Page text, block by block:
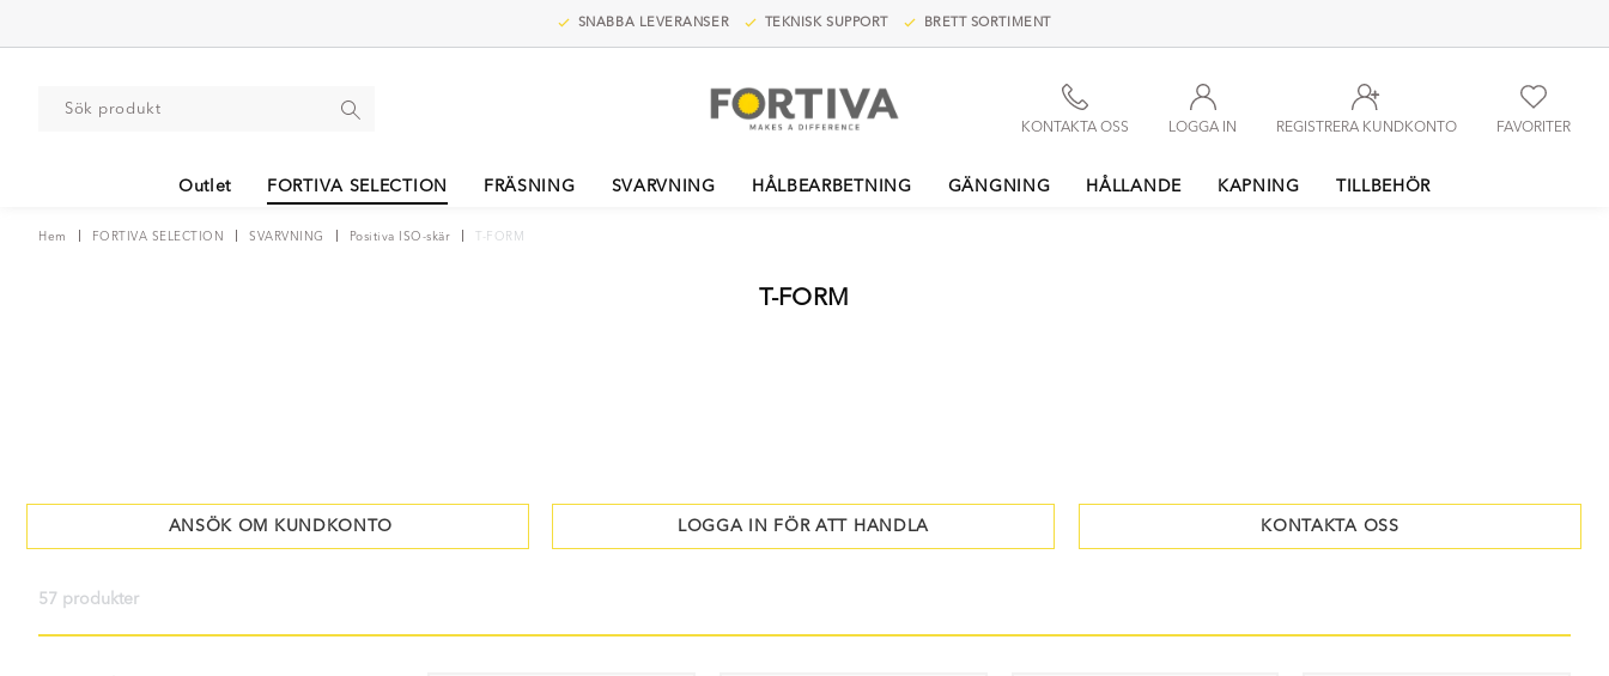
SNABBA LEVERANSER TEKNISK SUPPORT BRETT SORTIMENT
FAVORITER
REGISTRERA KUNDKONTO
LOGGA IN
KONTAKTA OSS
Outlet FORTIVA SELECTION FRÄSNING SVARVNING HÅLBEARBETNING GÄNGNING HÅLLANDE KAPNING TILLBEHÖR
Hem FORTIVA SELECTION SVARVNING Positiva ISO-skär T-FORM
T-FORM
ANSÖK OM KUNDKONTO LOGGA IN FÖR ATT HANDLA KONTAKTA OSS
57 produkter